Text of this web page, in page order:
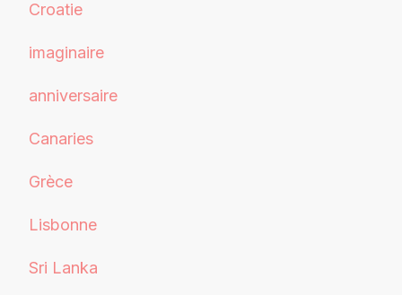
Croatie
imaginaire
anniversaire
Canaries
Grèce
Lisbonne
Sri Lanka